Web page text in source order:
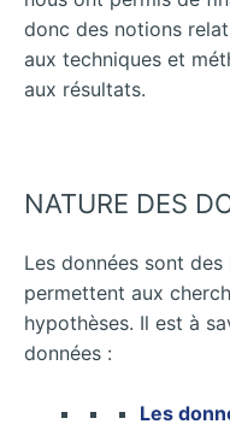
donc des notions
aux techniques et
aux résultats.
NATURE DES
Les données sont
permettent aux
hypothèses. Il est à
données :
Les